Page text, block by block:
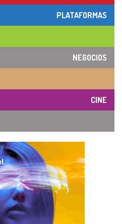
PLATAFORMAS
NEGOCIOS
CINE